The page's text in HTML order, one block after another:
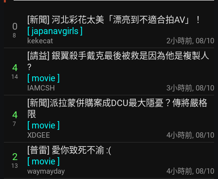
0
8
[新聞] 河北彩花太美「漂亮到不適合拍AV」！
[ japanavgirls]
kekecat 2小時前, 08/10
4
14
[請益] 銀翼殺手戴克最後被救是因為他是複製人
?
[ movie ]
IAMCSH 3小時前, 08/10
4
7
[新聞]派拉蒙併購案成DCU最大隱憂？傳將嚴格
限
[ movie ]
XDGEE 4小時前, 08/10
2
13
[普雷] 愛你致死不渝 :(
[ movie ]
waymayday 4小時前, 08/10